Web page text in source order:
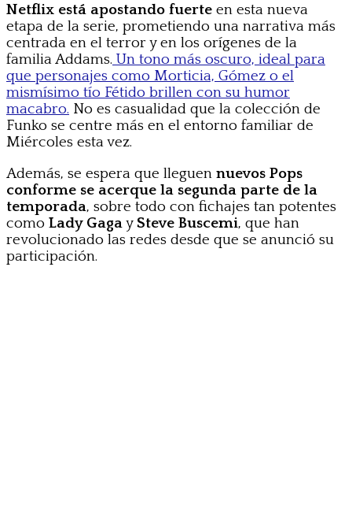
Netflix está apostando fuerte en esta nueva
etapa de la serie, prometiendo una narrativa más
centrada en el terror y en los orígenes de la
familia Addams. Un tono más oscuro, ideal para
que personajes como Morticia, Gómez o el
mismísimo tío Fétido brillen con su humor
macabro. No es casualidad que la colección de
Funko se centre más en el entorno familiar de
Miércoles esta vez.
Además, se espera que lleguen nuevos Pops
conforme se acerque la segunda parte de la
temporada, sobre todo con fichajes tan potentes
como Lady GagaySteve Buscemi, que han
revolucionado las redes desde que se anunció su
participación.